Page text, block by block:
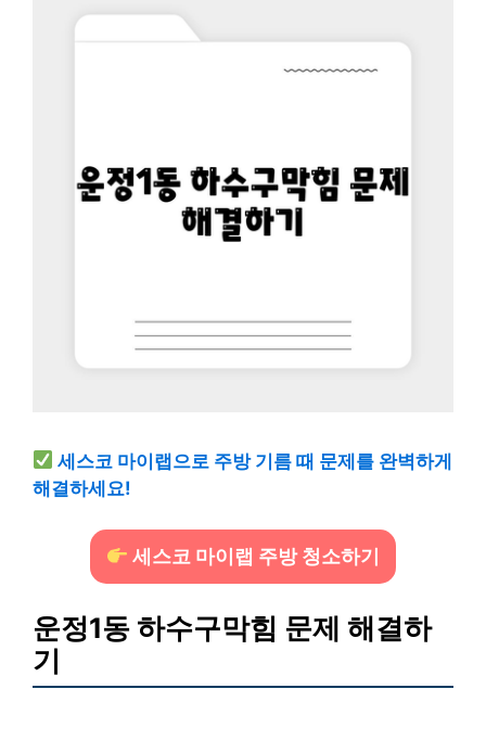
세스코 마이랩으로 주방 기름 때 문제를 완벽하게
해결하세요!
세스코 마이랩 주방 청소하기
운정1동 하수구막힘 문제 해결하
기